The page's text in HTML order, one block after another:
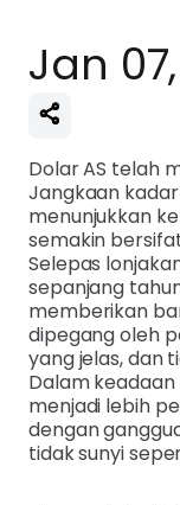
Jan
Dolar AS telah
Jangkaan
menunjukkan
semakin
Selepas
sepanjang
memberikan
dipegang oleh
yang jelas, dan
Dalam
menjadi lebih
dengan
tidak sunyi